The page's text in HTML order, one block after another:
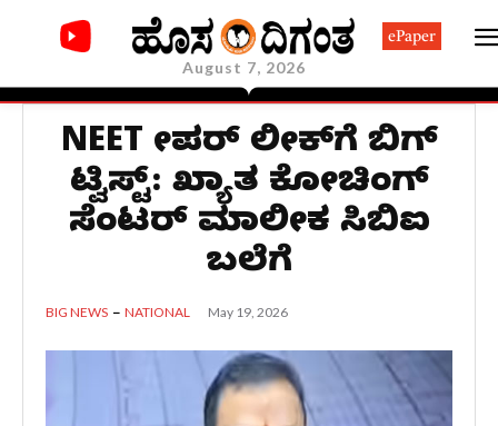
August 7, 2026
ePaper
NEET ಪೇಪರ್ ಲೀಕ್‌ಗೆ ಬಿಗ್
ಟ್ವಿಸ್ಟ್: ಖ್ಯಾತ ಕೋಚಿಂಗ್
ಸೆಂಟರ್ ಮಾಲೀಕ ಸಿಬಿಐ
ಬಲೆಗೆ
BIG NEWS NATIONAL May 19, 2026